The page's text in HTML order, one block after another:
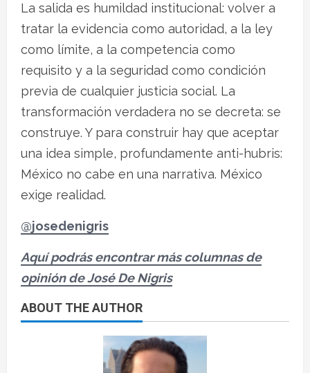
La salida es humildad institucional: volver a
tratar la evidencia como autoridad, a la ley
como límite, a la competencia como
requisito y a la seguridad como condición
previa de cualquier justicia social. La
transformación verdadera no se decreta: se
construye. Y para construir hay que aceptar
una idea simple, profundamente anti-hubris:
México no cabe en una narrativa. México
exige realidad.
@josedenigris
Aquí podrás encontrar más columnas de
opinión de José De Nigris
ABOUT THE AUTHOR